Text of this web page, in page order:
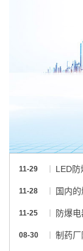
11-29 LED防
11-28 国内
11-25 防爆
08-30 制药厂